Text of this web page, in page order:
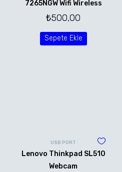
7265NGW Wifi Wireless
₺500,00
Sepete Ekle
USB PORT
Lenovo Thinkpad SL510
Webcam